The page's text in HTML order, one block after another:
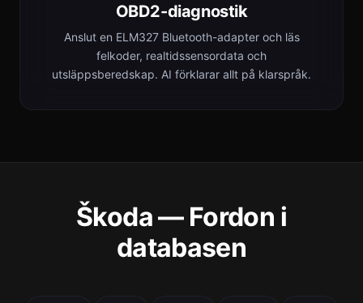
OBD2-diagnostik
Anslut en ELM327 Bluetooth-adapter och läs
felkoder, realtidssensordata och
utsläppsberedskap. AI förklarar allt på klarspråk.
Škoda — Fordon i
databasen